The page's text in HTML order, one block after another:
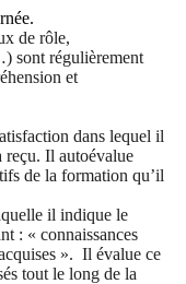
de rôle,
sont régulièrement
et
dans lequel il
reçu. Il autoévalue
de la formation qu’il
il indique le
: « connaissances
». Il évalue ce
tout le long de la